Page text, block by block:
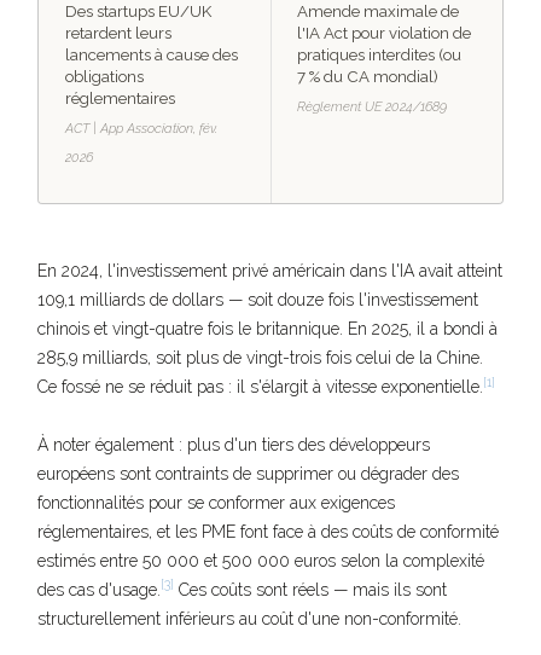
Des startups EU/UK
retardent leurs
lancements à cause des
obligations
réglementaires
ACT | App Association, fév.
2026
Amende maximale de
l'IA Act pour violation de
pratiques interdites (ou
7 % du CA mondial)
Règlement UE 2024/1689
En 2024, l'investissement privé américain dans l'IA avait atteint
109,1 milliards de dollars — soit douze fois l'investissement
chinois et vingt-quatre fois le britannique. En 2025, il a bondi à
285,9 milliards, soit plus de vingt-trois fois celui de la Chine.
Ce fossé ne se réduit pas : il s'élargit à vitesse exponentielle. [1]
À noter également : plus d'un tiers des développeurs
européens sont contraints de supprimer ou dégrader des
fonctionnalités pour se conformer aux exigences
réglementaires, et les PME font face à des coûts de conformité
estimés entre 50 000 et 500 000 euros selon la complexité
des cas d'usage. [3] Ces coûts sont réels — mais ils sont
structurellement inférieurs au coût d'une non-conformité.